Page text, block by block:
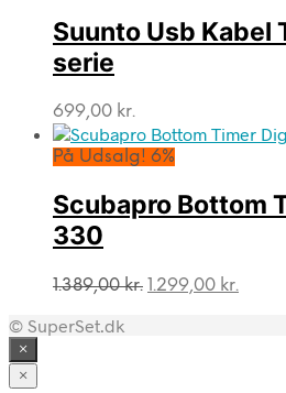
Suunto Usb Kabel
serie
699,00 kr.
På Udsalg! 6%
Scubapro Bottom
330
1.389,00kr. Den
1.299,00 kr.
© SuperSet.dk
×
×